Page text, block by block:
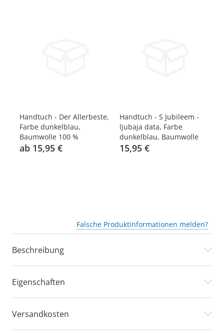
Handtuch - Der Allerbeste,
Farbe dunkelblau,
Baumwolle 100 %
ab 15,95 €
Handtuch - S Jubileem -
ljubaja data, Farbe
dunkelblau, Baumwolle
100 %, 50 x 100 cm
15,95 €
Falsche Produktinformationen melden?
Beschreibung
Eigenschaften
Versandkosten